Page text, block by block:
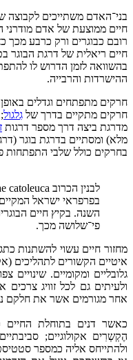
בני־האדם משתייכים לקבוצה
רובם כבוגרים ורק כרבע מכך
חיים ריאלית של דרגת הבוגר
בהשוואה לזמן הדרוש לו
ההישרדות והרבייה.
חרקים מתקיים בדרך של גִלגול
מדרגת ביצה דרך מספר דרגות
מלא) ומסתיים בדרגת בוגר
בחרקים כולל שלבי התפתחות
בפרפראי ישראל
השנה. בקיץ חיים
פי־שלושה מכך.
מחזור חיים עשוי להשתנות
איטיים הקשורים לתהליכים
גלובליים ומקומיים. שינויים
ולעיתים גם לכל זוויג צרכים
אחר מגורמים אשר את חלקם
כאשר דנים בתוחלת
הֶקְשְרִים אקולוגיים;
ולהתייחס אליה כמספר